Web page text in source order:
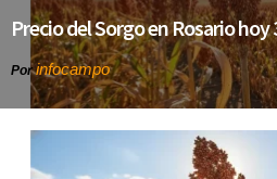
Precio del Sorgo en Rosario hoy
Porinfocampo